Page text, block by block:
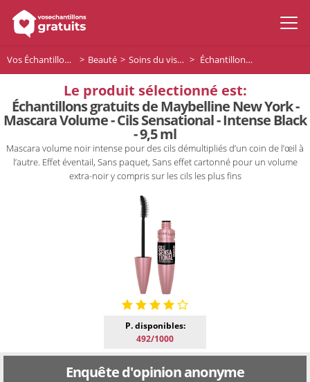
Vos Échantillons Gratuits Beauté Soins du visage Échantillons gratuits de Maybelline New York - Mascara Volume - Cils Sensational - Intense Black - 9,5 ml
Le produit sélectionné est:
Échantillons gratuits de Maybelline New York -
Mascara Volume - Cils Sensational - Intense Black
- 9,5 ml
Mascara volume noir intense pour des cils démultipliés d’un coin de l’œil à
l’autre. Effet éventail, Sans paquet, Sans effet cartonné pour un volume
extra-noir y compris sur les cils les plus fins
P. disponibles:
492/1000
Enquête d'opinion anonyme